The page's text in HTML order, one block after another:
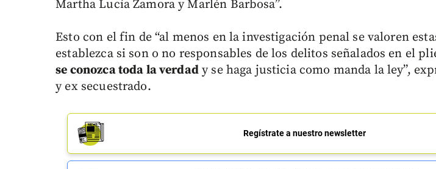
Martha Lucía Zamora y Marlén Barbosa”.
Esto con el fin de “al menos en la investigación penal se valoren
establezca si son o no responsables de los delitos señalados en el
se conozca toda la verdady se haga justicia como manda la ley”,
y ex secuestrado.
Regístrate a nuestro newsletter